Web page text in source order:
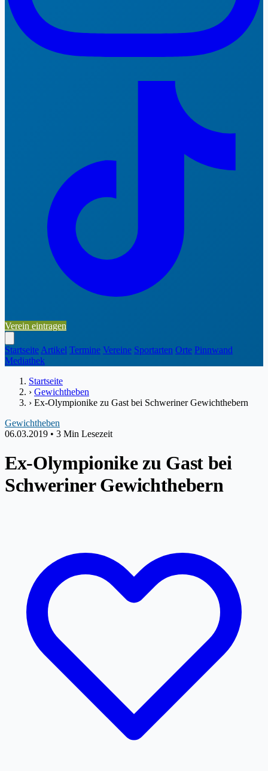
Verein eintragen
Startseite Artikel Termine Vereine Sportarten Orte Pinnwand
Mediathek
Startseite
› Gewichtheben
› Ex-Olympionike zu Gast bei Schweriner Gewichthebern
Gewichtheben
06.03.2019 • 3 Min Lesezeit
Ex-Olympionike zu Gast bei
Schweriner Gewichthebern